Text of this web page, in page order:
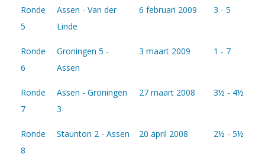
Ronde
5
Assen - Van der
Linde
6 februari 2009 3 - 5
Ronde
6
Groningen 5 -
Assen
3 maart 2009 1 - 7
Ronde
7
Assen - Groningen
3
27 maart 2008 3½ - 4½
Ronde
8
Staunton 2 - Assen 20 april 2008 2½ - 5½